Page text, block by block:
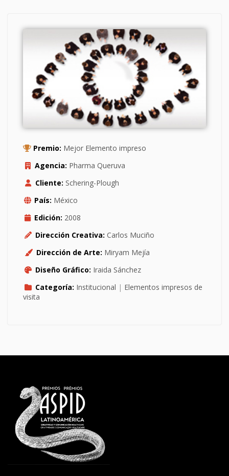
Premio: Mejor Elemento impreso
Agencia: Pharma Queruva
Cliente: Schering-Plough
País: México
Edición: 2008
Dirección Creativa: Carlos Muciño
Dirección de Arte: Miryam Mejía
Diseño Gráfico: Iraida Sánchez
Categoría: Institucional | Elementos impresos de
visita